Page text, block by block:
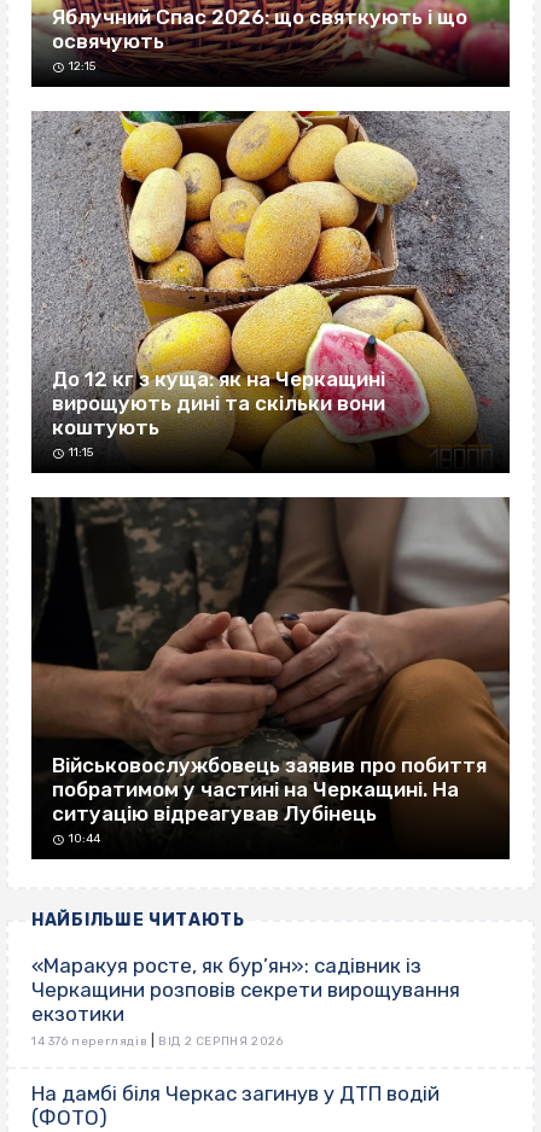
Яблучний Спас 2026: що святкують і що
освячують
12:15
До 12 кг з куща: як на Черкащині
вирощують дині та скільки вони
коштують
11:15
Військовослужбовець заявив про побиття
побратимом у частині на Черкащині. На
ситуацію відреагував Лубінець
10:44
НАЙБІЛЬШЕ ЧИТАЮТЬ
«Маракуя росте, як бур’ян»: садівник із
Черкащини розповів секрети вирощування
екзотики
14 376 переглядів ВІД 2 СЕРПНЯ 2026
На дамбі біля Черкас загинув у ДТП водій
(ФОТО)